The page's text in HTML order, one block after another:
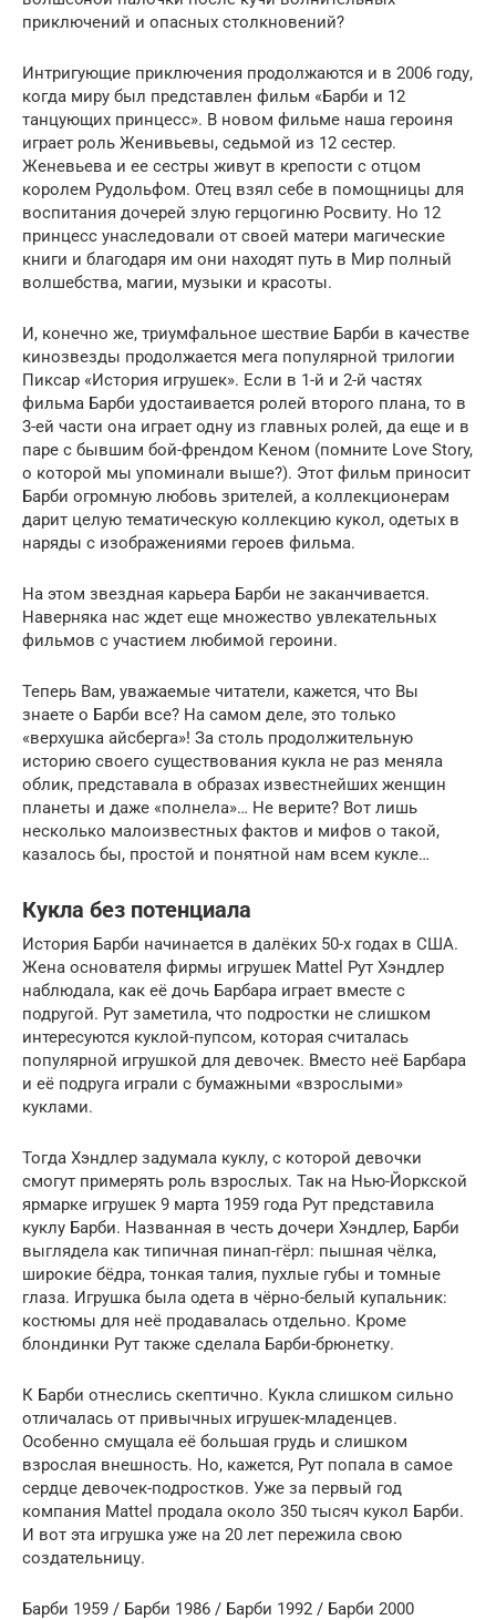
приключений и опасных столкновений?
Интригующие приключения продолжаются и в 2006 году,
когда миру был представлен фильм «Барби и 12
танцующих принцесс». В новом фильме наша героиня
играет роль Женивьевы, седьмой из 12 сестер.
Женевьева и ее сестры живут в крепости с отцом
королем Рудольфом. Отец взял себе в помощницы для
воспитания дочерей злую герцогиню Росвиту. Но 12
принцесс унаследовали от своей матери магические
книги и благодаря им они находят путь в Мир полный
волшебства, магии, музыки и красоты.
И, конечно же, триумфальное шествие Барби в качестве
кинозвезды продолжается мега популярной трилогии
Пиксар «История игрушек». Если в 1-й и 2-й частях
фильма Барби удостаивается ролей второго плана, то в
3-ей части она играет одну из главных ролей, да еще и в
паре с бывшим бой-френдом Кеном (помните Love Story,
о которой мы упоминали выше?). Этот фильм приносит
Барби огромную любовь зрителей, а коллекционерам
дарит целую тематическую коллекцию кукол, одетых в
наряды с изображениями героев фильма.
На этом звездная карьера Барби не заканчивается.
Наверняка нас ждет еще множество увлекательных
фильмов с участием любимой героини.
Теперь Вам, уважаемые читатели, кажется, что Вы
знаете о Барби все? На самом деле, это только
«верхушка айсберга»! За столь продолжительную
историю своего существования кукла не раз меняла
облик, представала в образах известнейших женщин
планеты и даже «полнела»… Не верите? Вот лишь
несколько малоизвестных фактов и мифов о такой,
казалось бы, простой и понятной нам всем кукле…
Кукла без потенциала
История Барби начинается в далёких 50-х годах в США.
Жена основателя фирмы игрушек Mattel Рут Хэндлер
наблюдала, как её дочь Барбара играет вместе с
подругой. Рут заметила, что подростки не слишком
интересуются куклой-пупсом, которая считалась
популярной игрушкой для девочек. Вместо неё Барбара
и её подруга играли с бумажными «взрослыми»
куклами.
Тогда Хэндлер задумала куклу, с которой девочки
смогут примерять роль взрослых. Так на Нью-Йоркской
ярмарке игрушек 9 марта 1959 года Рут представила
куклу Барби. Названная в честь дочери Хэндлер, Барби
выглядела как типичная пинап-гёрл: пышная чёлка,
широкие бёдра, тонкая талия, пухлые губы и томные
глаза. Игрушка была одета в чёрно-белый купальник:
костюмы для неё продавалась отдельно. Кроме
блондинки Рут также сделала Барби-брюнетку.
К Барби отнеслись скептично. Кукла слишком сильно
отличалась от привычных игрушек-младенцев.
Особенно смущала её большая грудь и слишком
взрослая внешность. Но, кажется, Рут попала в самое
сердце девочек-подростков. Уже за первый год
компания Mattel продала около 350 тысяч кукол Барби.
И вот эта игрушка уже на 20 лет пережила свою
создательницу.
Барби 1959 / Барби 1986 / Барби 1992 / Барби 2000